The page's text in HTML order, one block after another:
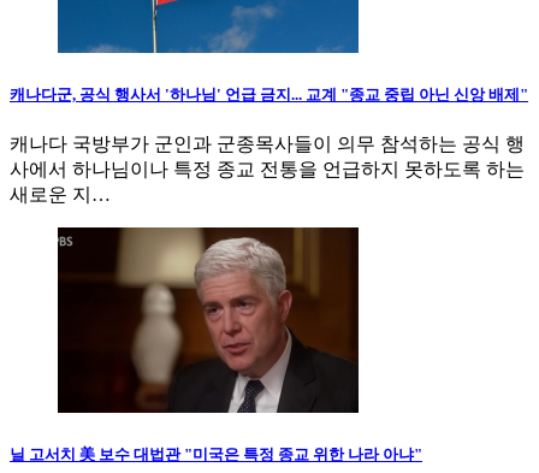
캐나다군, 공식 행사서 '하나님' 언급 금지... 교계 "종교 중립 아닌 신앙 배제"
캐나다 국방부가 군인과 군종목사들이 의무 참석하는 공식 행
사에서 하나님이나 특정 종교 전통을 언급하지 못하도록 하는
새로운 지…
닐 고서치 美 보수 대법관 "미국은 특정 종교 위한 나라 아냐"